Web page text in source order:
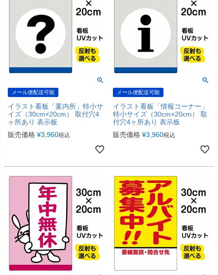
メール便配送可能
イラスト看板「案内所」特小サ
イズ（30cm×20cm） 取付穴4
ヶ所あり 表示板
販売価格 ¥3,960税込
メール便配送可能
イラスト看板「情報コーナー」
特小サイズ（30cm×20cm） 取
付穴4ヶ所あり 表示板
販売価格 ¥3,960税込